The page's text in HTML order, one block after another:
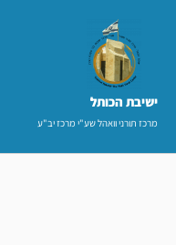
ישיבת הכותל​
מרכז תורני וואהל שע"י מרכז יב"ע